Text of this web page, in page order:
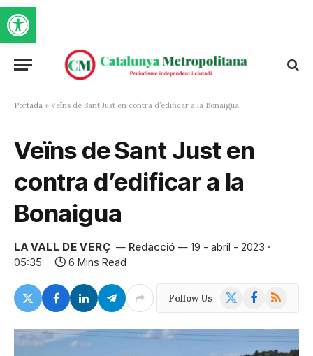
Obre la barra d'eines
Portada » Veïns de Sant Just en contra d’edificar a la Bonaigua
Veïns de Sant Just en
contra d’edificar a la
Bonaigua
LA VALL DE VERÇ Redacció
19 - abril - 2023 ·
05:35
6 Mins Read
Follow Us Facebook
RSS